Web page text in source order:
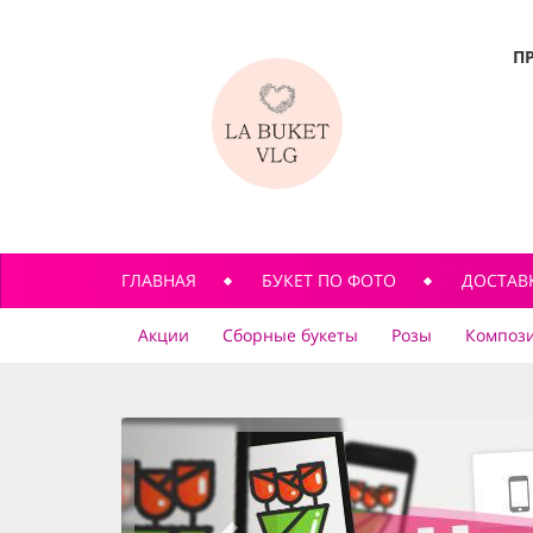
ГЛАВНАЯ БУКЕТ ПО ФОТО
Акции Сборные букеты Розы
previous